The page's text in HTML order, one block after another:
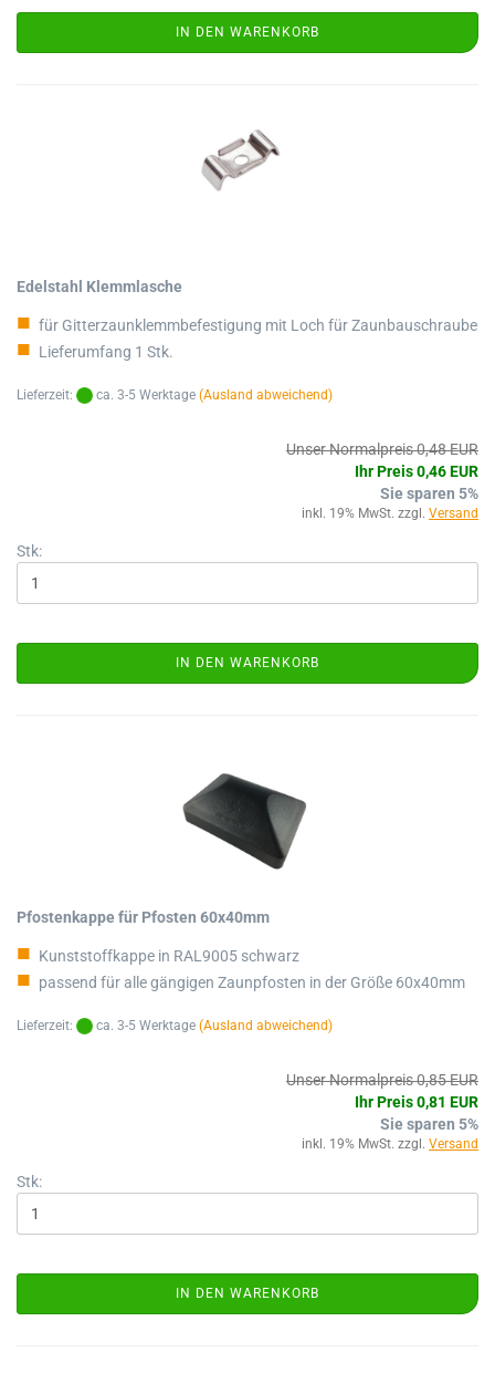
IN DEN WARENKORB
Edelstahl Klemmlasche
für Gitterzaunklemmbefestigung mit Loch für Zaunbauschraube
Lieferumfang 1 Stk.
Lieferzeit: ca. 3-5 Werktage (Ausland abweichend)
Unser Normalpreis 0,48 EUR
Ihr Preis 0,46 EUR
Sie sparen 5%
inkl. 19% MwSt. zzgl. Versand
Stk:
IN DEN WARENKORB
Pfostenkappe für Pfosten 60x40mm
Kunststoffkappe in RAL9005 schwarz
passend für alle gängigen Zaunpfosten in der Größe 60x40mm
Lieferzeit: ca. 3-5 Werktage (Ausland abweichend)
Unser Normalpreis 0,85 EUR
Ihr Preis 0,81 EUR
Sie sparen 5%
inkl. 19% MwSt. zzgl. Versand
Stk:
IN DEN WARENKORB